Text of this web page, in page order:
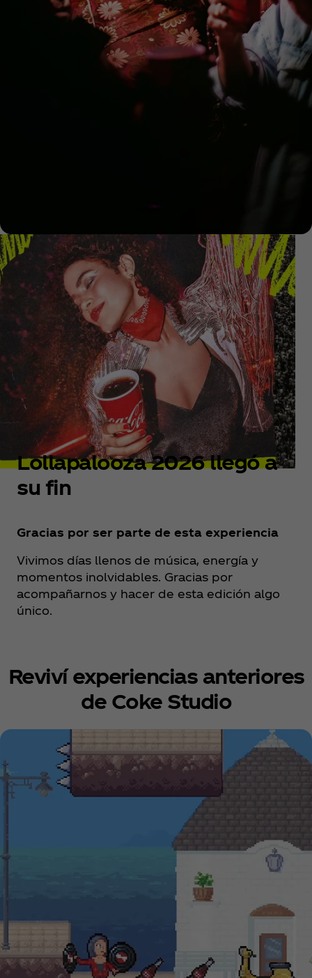
Lollapalooza 2026 llegó a
su fin
Gracias por ser parte de esta experiencia
Vivimos días llenos de música, energía y
momentos inolvidables. Gracias por
acompañarnos y hacer de esta edición algo
único.
Reviví experiencias anteriores
de Coke Studio